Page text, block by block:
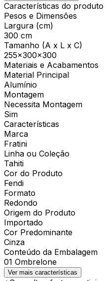
Características do produto
Pesos e Dimensões
Largura (cm)
300 cm
Tamanho (A x L x C)
255x300x300
Materiais e Acabamentos
Material Principal
Alumínio
Montagem
Necessita Montagem
Sim
Características
Marca
Fratini
Linha ou Coleção
Tahiti
Cor do Produto
Fendi
Formato
Redondo
Origem do Produto
Importado
Cor Predominante
Cinza
Conteúdo da Embalagem
01 Ombrelone
Ver mais características